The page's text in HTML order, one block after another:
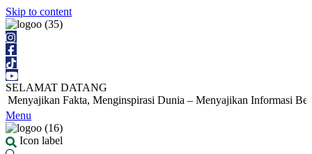
Skip to content
SELAMAT DATANG
Fakta, Menginspirasi Dunia – Menyajikan Informasi Berita
Menu
Icon label